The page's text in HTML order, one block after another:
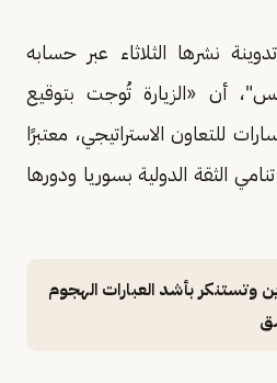
نشرها الثلاثاء عبر حسابه
أن «الزيارة تُوجت بتوقيع
للتعاون الاستراتيجي، معتبرًا
الثقة الدولية بسوريا ودورها
وتستنكر بأشد العبارات الهجوم